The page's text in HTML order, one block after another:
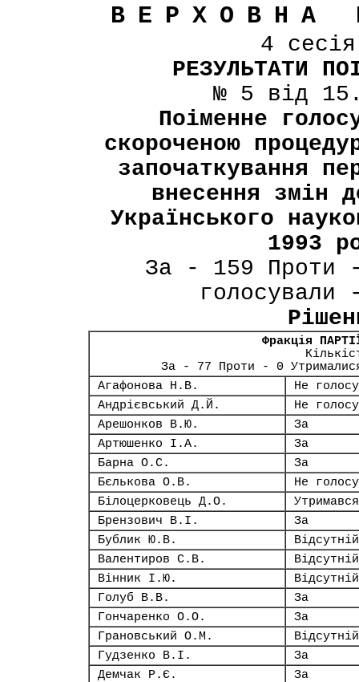
ВЕРХОВНА
4
РЕЗУЛЬТАТИ
№ 5 від
Поіменне
скороченою
започаткування
внесення змін
Українського
1993
За - 159 Проти
Фракція
За - 77 Проти - 0
Агафонова Н.В.
Не
Андрієвський Д.Й.
Не
Арешонков В.Ю.
За
Артюшенко І.А.
За
Барна О.С.
За
Бєлькова О.В.
Не
Білоцерковець Д.О.
Утримався
Брензович В.І.
За
Бублик Ю.В.
Відсутній
Валентиров С.В.
Відсутній
Вінник І.Ю.
Відсутній
Голуб В.В.
За
Гончаренко О.О.
За
Грановський О.М.
Відсутній
Гудзенко В.І.
За
Демчак Р.Є.
За